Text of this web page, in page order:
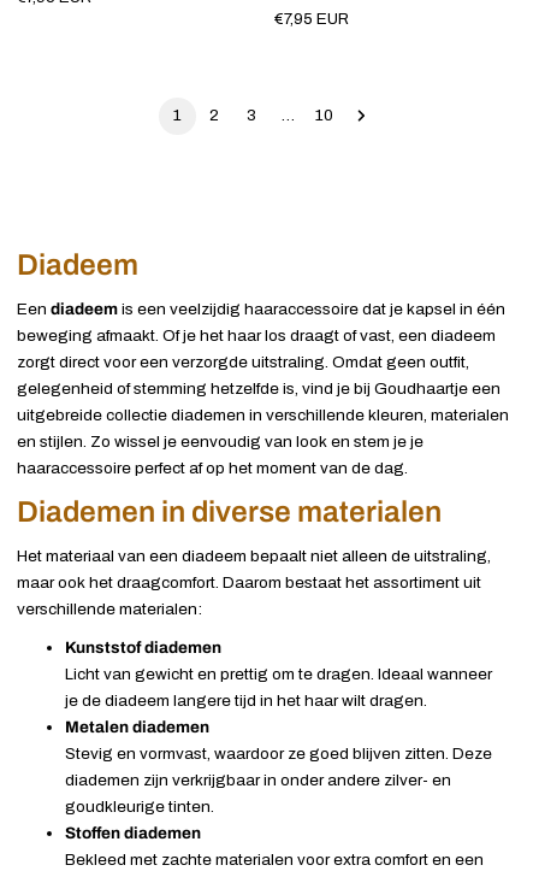
Normale
€7,95 EUR
1 2 3 … 10
Diadeem
Een diadeemis een veelzijdig haaraccessoire dat je kapsel in één
beweging afmaakt. Of je het haar los draagt of vast, een diadeem
zorgt direct voor een verzorgde uitstraling. Omdat geen outfit,
gelegenheid of stemming hetzelfde is, vind je bij Goudhaartje een
uitgebreide collectie diademen in verschillende kleuren, materialen
en stijlen. Zo wissel je eenvoudig van look en stem je je
haaraccessoire perfect af op het moment van de dag.
Diademen in diverse materialen
Het materiaal van een diadeem bepaalt niet alleen de uitstraling,
maar ook het draagcomfort. Daarom bestaat het assortiment uit
verschillende materialen:
Kunststof diademen
Licht van gewicht en prettig om te dragen. Ideaal wanneer
je de diadeem langere tijd in het haar wilt dragen.
Metalen diademen
Stevig en vormvast, waardoor ze goed blijven zitten. Deze
diademen zijn verkrijgbaar in onder andere zilver- en
goudkleurige tinten.
Stoffen diademen
Bekleed met zachte materialen voor extra comfort en een